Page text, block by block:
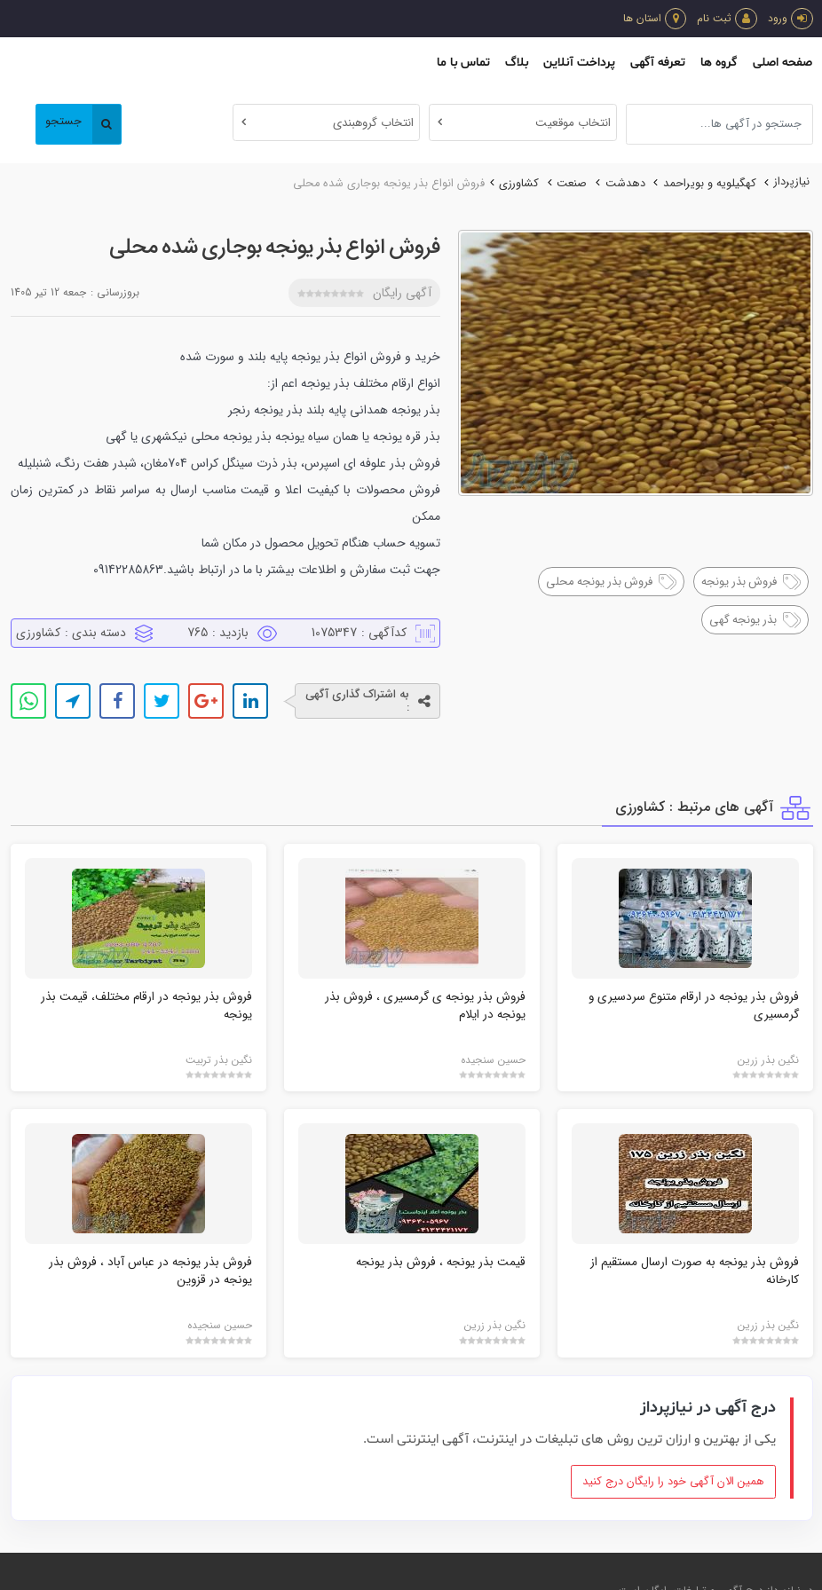
ورود ثبت نام استان ها
صفحه اصلی گروه ها تعرفه آگهی پرداخت آنلاین بلاگ تماس با ما
انتخاب موقعیت انتخاب گروهبندی جستجو
نیازپرداز کهگیلویه و بویراحمد دهدشت صنعت كشاورزي فروش انواع بذر یونجه بوجاری شده محلی
فروش بذر یونجه فروش بذر یونجه محلی
بذر یونجه گهی
فروش انواع بذر یونجه بوجاری شده محلی
آگهی رایگان بروزرسانی : جمعه 12 تير 1405
خرید و فروش انواع بذر یونجه پایه بلند و سورت شده
انواع ارقام مختلف بذر یونجه اعم از:
بذر یونجه همدانی پایه بلند بذر یونجه رنجر
بذر قره یونجه یا همان سیاه یونجه بذر یونجه محلی نیکشهری یا گهی
فروش بذر علوفه ای اسپرس، بذر ذرت سینگل کراس 704مغان، شبدر هفت رنگ، شنبلیله
فروش محصولات با کیفیت اعلا و قیمت مناسب ارسال به سراسر نقاط در کمترین زمان
ممکن
تسویه حساب هنگام تحویل محصول در مکان شما
جهت ثبت سفارش و اطلاعات بیشتر با ما در ارتباط باشید.09142285863
کدآگهی : 1075347 بازدید : 765 دسته بندی : كشاورزي
به اشتراک گذاری آگهی
:
آگهی های مرتبط : كشاورزي
فروش بذر یونجه در ارقام متنوع سردسیری و
گرمسیری
نگین بذر زرین
فروش بذر یونجه ی گرمسیری ، فروش بذر
یونجه در ایلام
حسین سنجیده
فروش بذر یونجه در ارقام مختلف، قیمت بذر
یونجه
نگین بذر تربیت
فروش بذر یونجه به صورت ارسال مستقیم از
کارخانه
نگین بذر زرین
قیمت بذر یونجه ، فروش بذر یونجه
نگین بذر زرین
فروش بذر یونجه در عباس آباد ، فروش بذر
یونجه در قزوین
حسین سنجیده
درج آگهی در نیازپرداز
یکی از بهترین و ارزان ترین روش های تبلیغات در اینترنت، آگهی اینترنتی است.
همین الان آگهی خود را رایگان درج کنید